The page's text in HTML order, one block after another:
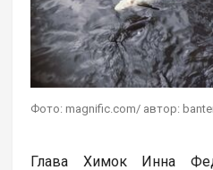
Фото: magnific.com/ автор:
Глава Химок Инна